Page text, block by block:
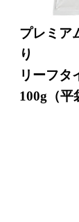
プレミア
り
リーフタ
100g（平